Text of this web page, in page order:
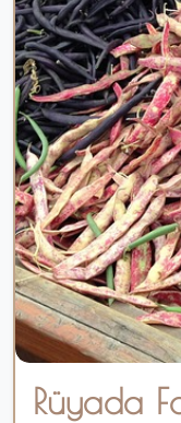
Rüyada